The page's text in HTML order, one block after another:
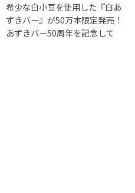
希少な白小豆を使用した『白あ
ずきバー』が50万本限定発売！
あずきバー50周年を記念して